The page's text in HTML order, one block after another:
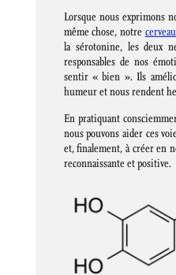
Lorsque nous exprimons
même chose, notre cerveau
la sérotonine, les deux
responsables de nos
sentir « bien ». Ils
humeur et nous rendent
En pratiquant
nous pouvons aider ces
et, finalement, à créer en
reconnaissante et positive.